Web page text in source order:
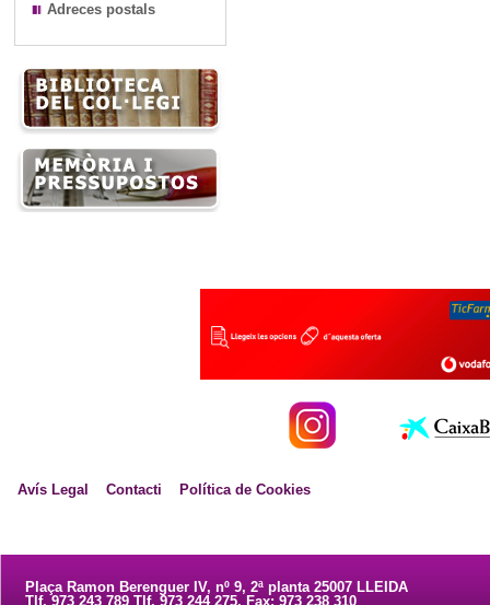
Adreces postals
Avís Legal Contacti Política de Cookies
Plaça Ramon Berenguer IV, nº 9, 2ª planta 25007 LLEIDA
Tlf. 973 243 789 Tlf. 973 244 275. Fax: 973 238 310